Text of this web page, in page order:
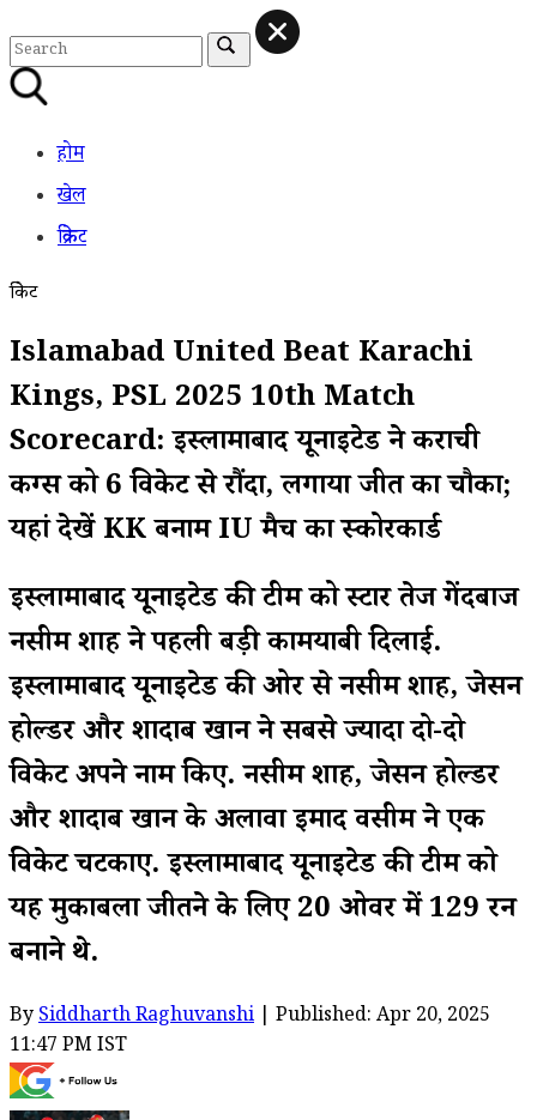
होम
खेल
क्रिकेट
क्रिकेट
Islamabad United Beat Karachi
Kings, PSL 2025 10th Match
Scorecard: इस्लामाबाद यूनाइटेड ने कराची
किंग्स को 6 विकेट से रौंदा, लगाया जीत का चौका;
यहां देखें KK बनाम IU मैच का स्कोरकार्ड
इस्लामाबाद यूनाइटेड की टीम को स्टार तेज गेंदबाज
नसीम शाह ने पहली बड़ी कामयाबी दिलाई.
इस्लामाबाद यूनाइटेड की ओर से नसीम शाह, जेसन
होल्डर और शादाब खान ने सबसे ज्यादा दो-दो
विकेट अपने नाम किए. नसीम शाह, जेसन होल्डर
और शादाब खान के अलावा इमाद वसीम ने एक
विकेट चटकाए. इस्लामाबाद यूनाइटेड की टीम को
यह मुकाबला जीतने के लिए 20 ओवर में 129 रन
बनाने थे.
BySiddharth Raghuvanshi | Published: Apr 20, 2025
11:47 PM IST